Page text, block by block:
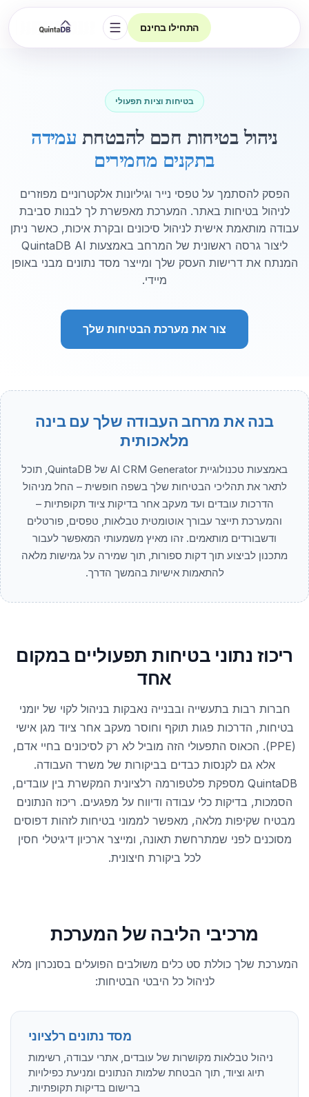
התחילו בחינם
פתיחת הניווט
בטיחות וציות תפעולי
ניהול בטיחות חכם להבטחת עמידה
בתקנים מחמירים
הפסק להסתמך על טפסי נייר וגיליונות אלקטרוניים מפוזרים
לניהול בטיחות באתר. המערכת מאפשרת לך לבנות סביבת
עבודה מותאמת אישית לניהול סיכונים ובקרת איכות, כאשר ניתן
ליצור גרסה ראשונית של המרחב באמצעות QuintaDB AI
המנתח את דרישות העסק שלך ומייצר מסד נתונים מבני באופן
מיידי.
צור את מערכת הבטיחות שלך
בנה את מרחב העבודה שלך עם בינה
מלאכותית
באמצעות טכנולוגיית AI CRM Generator של QuintaDB, תוכל
לתאר את תהליכי הבטיחות שלך בשפה חופשית – החל מניהול
הדרכות עובדים ועד מעקב אחר בדיקות ציוד תקופתיות –
והמערכת תייצר עבורך אוטומטית טבלאות, טפסים, פורטלים
ודשבורדים מותאמים. זהו מאיץ משמעותי המאפשר לעבור
מתכנון לביצוע תוך דקות ספורות, תוך שמירה על גמישות מלאה
להתאמות אישיות בהמשך הדרך.
ריכוז נתוני בטיחות תפעוליים במקום
אחד
חברות רבות בתעשייה ובבנייה נאבקות בניהול לקוי של יומני
בטיחות, הדרכות פגות תוקף וחוסר מעקב אחר ציוד מגן אישי
(PPE). הכאוס התפעולי הזה מוביל לא רק לסיכונים בחיי אדם,
אלא גם לקנסות כבדים בביקורות של משרד העבודה.
QuintaDB מספקת פלטפורמה רלציונית המקשרת בין עובדים,
הסמכות, בדיקות כלי עבודה ודיווח על מפגעים. ריכוז הנתונים
מבטיח שקיפות מלאה, מאפשר לממוני בטיחות לזהות דפוסים
מסוכנים לפני שמתרחשת תאונה, ומייצר ארכיון דיגיטלי חסין
לכל ביקורת חיצונית.
מרכיבי הליבה של המערכת
המערכת שלך כוללת סט כלים משולבים הפועלים בסנכרון מלא
לניהול כל היבטי הבטיחות:
מסד נתונים רלציוני
ניהול טבלאות מקושרות של עובדים, אתרי עבודה, רשימות
תיוג וציוד, תוך הבטחת שלמות הנתונים ומניעת כפילויות
ברישום בדיקות תקופתיות.